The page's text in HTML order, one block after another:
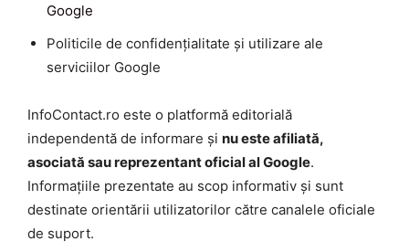
Google
Politicile de confidențialitate și utilizare ale
serviciilor Google
InfoContact.ro este o platformă editorială
independentă de informare și nu este afiliată,
asociată sau reprezentant oficial al Google.
Informațiile prezentate au scop informativ și sunt
destinate orientării utilizatorilor către canalele oficiale
de suport.